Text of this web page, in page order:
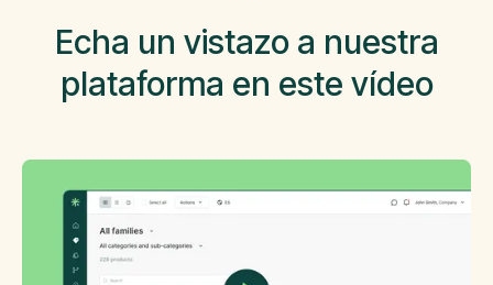
Echa un vistazoa nuestra
plataforma en este vídeo